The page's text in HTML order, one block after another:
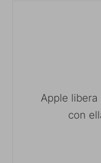
Apple libera
con